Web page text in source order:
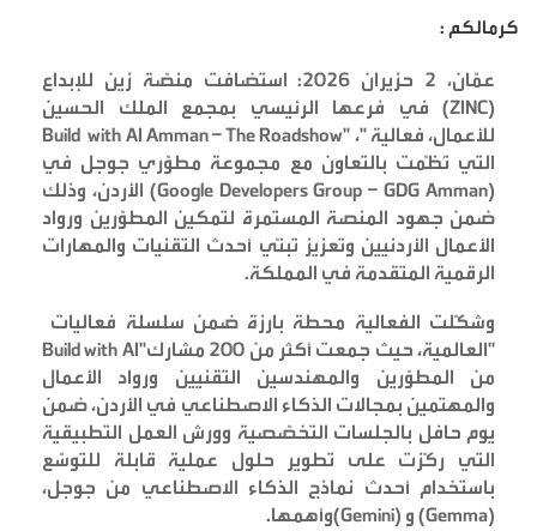
كرمالكم :
عمّان، 2 حزيران 2026: استضافت منصّة زين للإبداع
(ZINC)
في فرعها الرئيسي بمجمع الملك الحسين
للأعمال، فعالية"Build with AI Amman – The Roadshow"،
التي نُظّمت بالتعاون مع مجموعة مطوّري جوجل في
الأردن (Google Developers Group – GDG Amman)
، وذلك
ضمن جهود المنصة المستمرة لتمكين المطوّرين ورواد
الأعمال الأردنيين وتعزيز تبنّي أحدث التقنيات والمهارات
الرقمية المتقدمة في المملكة.
وشكّلت الفعالية محطة بارزة ضمن سلسلة فعاليات
"Build with AI"
العالمية، حيث جمعت أكثر من 200 مشارك
من المطوّرين والمهندسين التقنيين ورواد الأعمال
والمهتمين بمجالات الذكاء الاصطناعي في الأردن، ضمن
يوم حافل بالجلسات التخصّصية وورش العمل التطبيقية
التي ركّزت على تطوير حلول عملية قابلة للتوسّع
باستخدام أحدث نماذج الذكاء الاصطناعي من جوجل،
وأهمها(Gemini) و(Gemma).